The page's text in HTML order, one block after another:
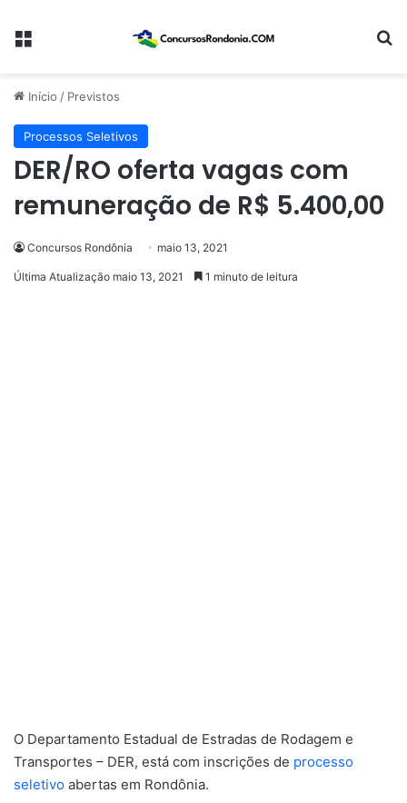
Menu
Início / Previstos
Processos Seletivos
DER/RO oferta vagas com
remuneração de R$ 5.400,00
Concursos Rondônia maio 13, 2021
Última Atualização maio 13, 2021 1 minuto de leitura
O Departamento Estadual de Estradas de Rodagem e
Transportes – DER, está com inscrições de processo
seletivo abertas em Rondônia.